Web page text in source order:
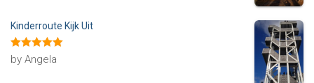
Kinderroute Kijk Uit
Rated5out
of 5
by Angela